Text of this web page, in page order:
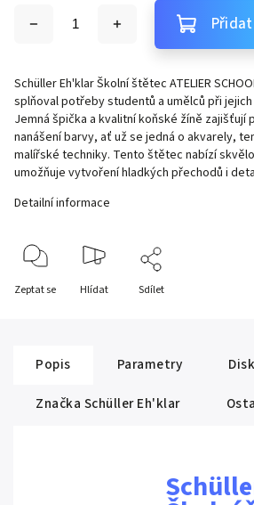
Schüller Eh'klar Školní štětec ATELIER
splňoval potřeby studentů a umělců při
Jemná špička a kvalitní koňské žíně zajišťují
nanášení barvy, ať už se jedná o akvarely,
malířské techniky. Tento štětec nabízí
umožňuje vytvoření hladkých přechodů i
Detailní informace
Zeptat se Hlídat Sdílet
Popis Parametry
Značka Schüller Eh'klar